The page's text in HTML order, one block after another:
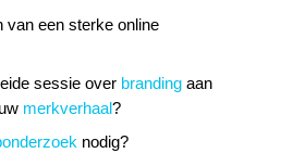
van een sterke online
sessie over branding aan
merkverhaal?
nodig?